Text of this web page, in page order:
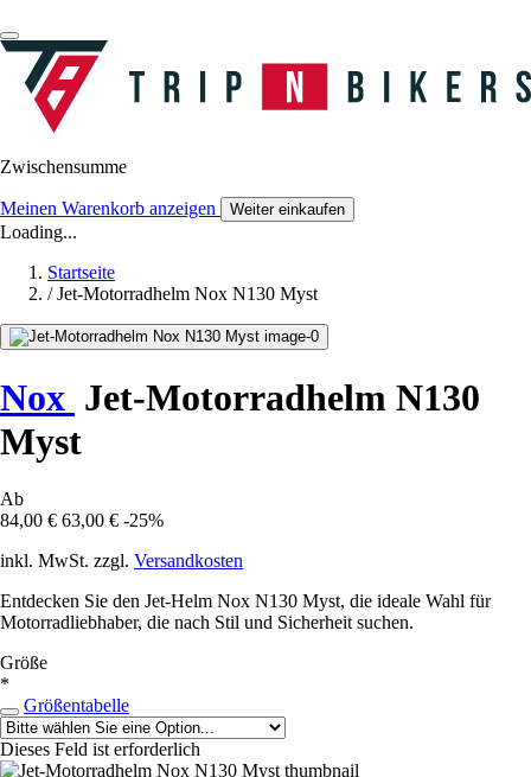
Zwischensumme
Meinen Warenkorb anzeigen Weiter einkaufen
Loading...
Startseite
/ Jet-Motorradhelm Nox N130 Myst
Nox Jet-Motorradhelm N130
Myst
Ab
84,00 € 63,00 € -25%
inkl. MwSt. zzgl. Versandkosten
Entdecken Sie den Jet-Helm Nox N130 Myst, die ideale Wahl für
Motorradliebhaber, die nach Stil und Sicherheit suchen.
Größe
*
Größentabelle
Dieses Feld ist erforderlich